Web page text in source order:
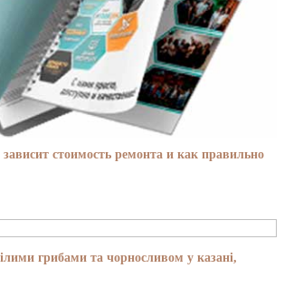
стоимость ремонта и как правильно
грибами та чорносливом у казані,